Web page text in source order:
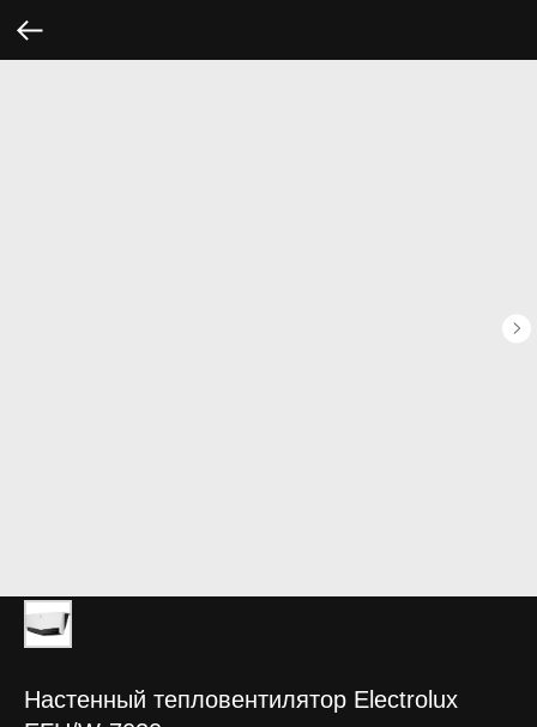
Настенный тепловентилятор Electrolux